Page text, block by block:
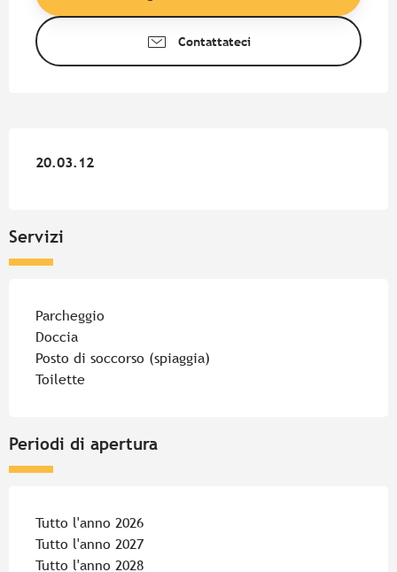
Contattateci
20.03.12
20.03.12
Servizi
Parcheggio
Doccia
Posto di soccorso (spiaggia)
Toilette
Periodi di apertura
Tutto l'anno 2026
Tutto l'anno 2027
Tutto l'anno 2028